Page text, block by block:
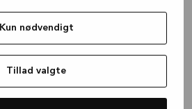
Kun nødvendigt
Tillad valgte
(see the browser console for more
information).